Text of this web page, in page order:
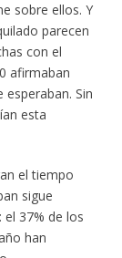
sobre ellos. Y
parecen
con el
afirmaban
Sin
esta
el tiempo
sigue
37% de los
han